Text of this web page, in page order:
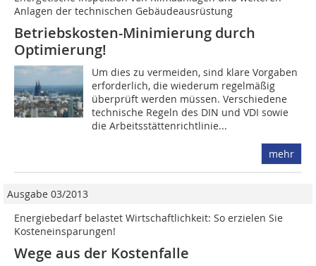
Anlagen der technischen Gebäudeausrüstung
Betriebskosten-Minimierung durch
Optimierung!
Um dies zu vermeiden, sind klare Vorgaben
erforderlich, die wiederum regelmäßig
überprüft werden müssen. Verschiedene
technische Regeln des DIN und VDI sowie
die Arbeitsstättenrichtlinie...
mehr
Ausgabe 03/2013
Energiebedarf belastet Wirtschaftlichkeit: So erzielen Sie
Kosteneinsparungen!
Wege aus der Kostenfalle